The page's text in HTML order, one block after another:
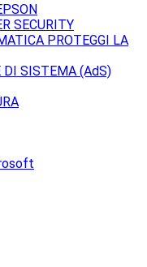
SECURITY
PROTEGGI LA
SISTEMA (AdS)